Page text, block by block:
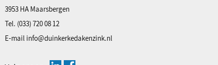
3953 HA Maarsbergen
Tel. (033) 720 08 12
E-mail info@duinkerkedakenzink.nl